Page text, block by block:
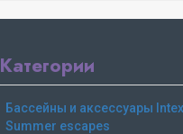
Категории
Бассейны и аксессуары
Summer escapes